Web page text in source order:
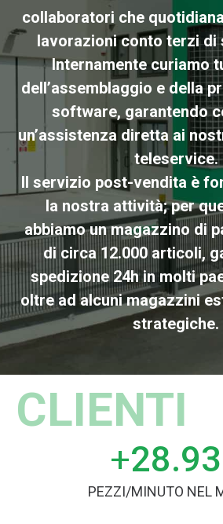
collaboratori che
lavorazioni conto terzi di
Internamente curiamo
dell’assemblaggio e della
software, garantendo
un’assistenza diretta ai
teleservice.
Il servizio post-vendita è
la nostra attività; per
abbiamo un magazzino di
di circa 12.000 articoli,
spedizione 24h in molti
oltre ad alcuni magazzini
strategiche.
CLIENTI
+
PEZZI/MINUTO NEL